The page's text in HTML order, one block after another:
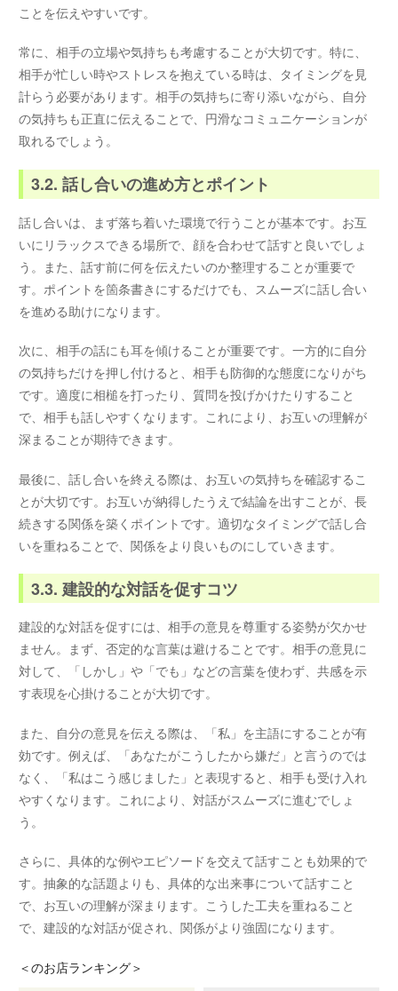
ことを伝えやすいです。
常に、相手の立場や気持ちも考慮することが大切です。特に、
相手が忙しい時やストレスを抱えている時は、タイミングを見
計らう必要があります。相手の気持ちに寄り添いながら、自分
の気持ちも正直に伝えることで、円滑なコミュニケーションが
取れるでしょう。
3.2. 話し合いの進め方とポイント
話し合いは、まず落ち着いた環境で行うことが基本です。お互
いにリラックスできる場所で、顔を合わせて話すと良いでしょ
う。また、話す前に何を伝えたいのか整理することが重要で
す。ポイントを箇条書きにするだけでも、スムーズに話し合い
を進める助けになります。
次に、相手の話にも耳を傾けることが重要です。一方的に自分
の気持ちだけを押し付けると、相手も防御的な態度になりがち
です。適度に相槌を打ったり、質問を投げかけたりすること
で、相手も話しやすくなります。これにより、お互いの理解が
深まることが期待できます。
最後に、話し合いを終える際は、お互いの気持ちを確認するこ
とが大切です。お互いが納得したうえで結論を出すことが、長
続きする関係を築くポイントです。適切なタイミングで話し合
いを重ねることで、関係をより良いものにしていきます。
3.3. 建設的な対話を促すコツ
建設的な対話を促すには、相手の意見を尊重する姿勢が欠かせ
ません。まず、否定的な言葉は避けることです。相手の意見に
対して、「しかし」や「でも」などの言葉を使わず、共感を示
す表現を心掛けることが大切です。
また、自分の意見を伝える際は、「私」を主語にすることが有
効です。例えば、「あなたがこうしたから嫌だ」と言うのでは
なく、「私はこう感じました」と表現すると、相手も受け入れ
やすくなります。これにより、対話がスムーズに進むでしょ
う。
さらに、具体的な例やエピソードを交えて話すことも効果的で
す。抽象的な話題よりも、具体的な出来事について話すこと
で、お互いの理解が深まります。こうした工夫を重ねること
で、建設的な対話が促され、関係がより強固になります。
＜のお店ランキング＞